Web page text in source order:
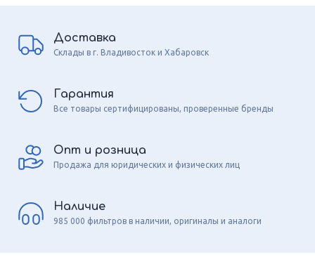
Доставка
Склады в г. Владивосток и Хабаровск
Гарантия
Все товары сертифицированы, проверенные бренды
Опт и розница
Продажа для юридических и физических лиц
Наличие
985 000 фильтров в наличии, оригиналы и аналоги